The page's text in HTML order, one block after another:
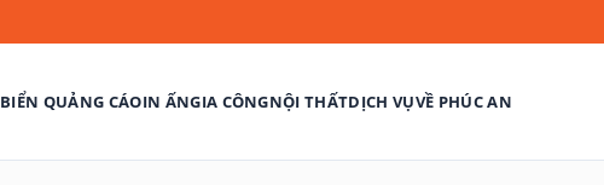
BIỂN QUẢNG CÁOIN ẤNGIA CÔNGNỘI THẤTDỊCH VỤVỀ PHÚC AN